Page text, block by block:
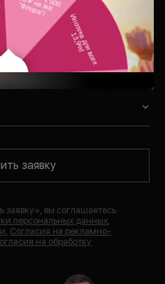
для Вас
заявку
заявку», вы соглашаетесь
персональных данных
Согласия на рекламно-
на обработку